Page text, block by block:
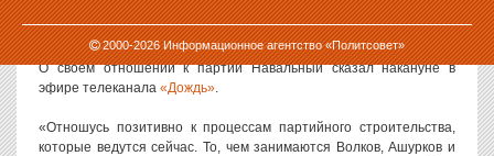
2000-2026Информационное агентство «Политсовет»
сам Навальный пока не планирует заниматься партийной
деятельностью.
О своем отношении к партии Навальный сказал накануне в
эфире телеканала «Дождь».
«Отношусь позитивно к процессам партийного строительства,
которые ведутся сейчас. То, чем занимаются Волков, Ашурков и